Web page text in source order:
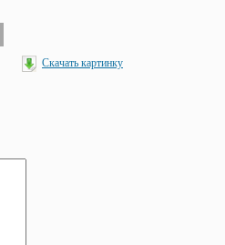
Скачать картинку